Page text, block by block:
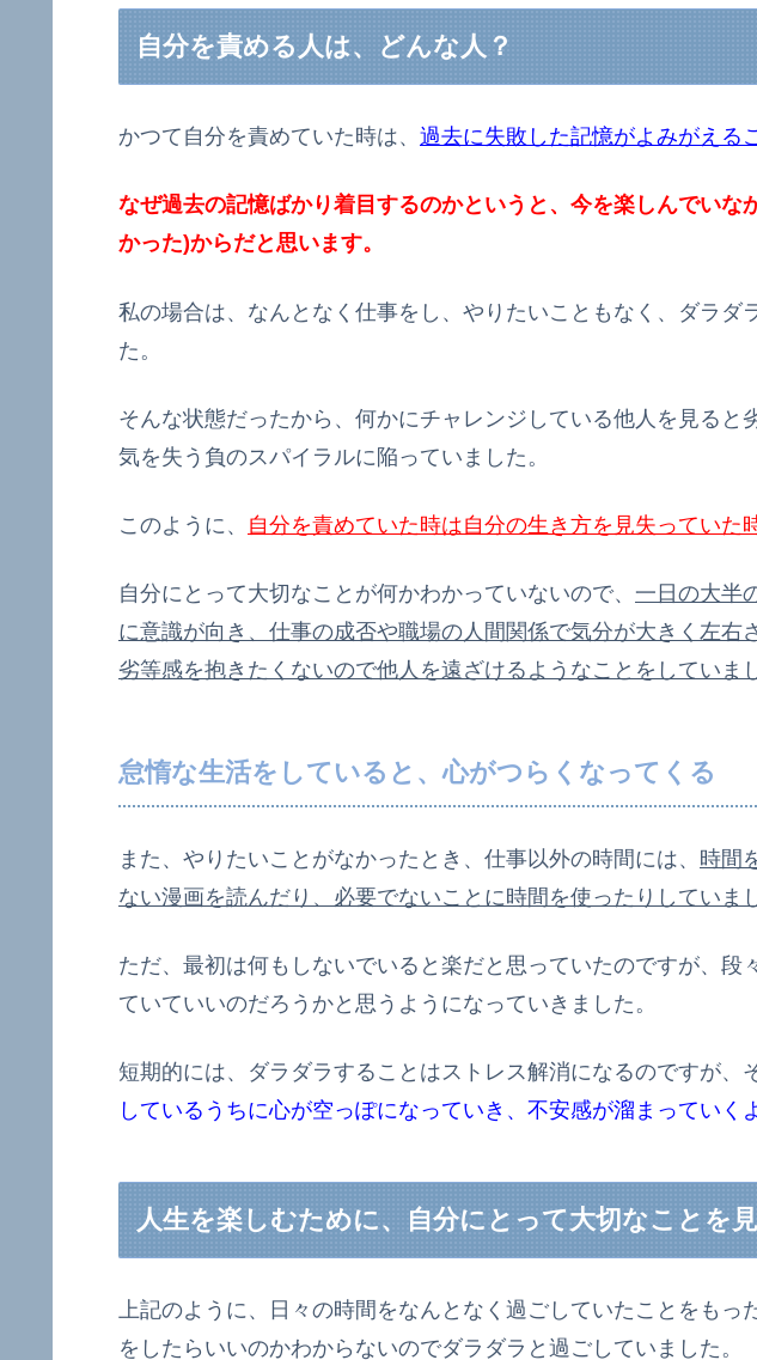
自分を責める人は、どんな人？
かつて自分を責めていた時は、 過去に失敗した記憶がよみがえる
なぜ過去の記憶ばかり着目するのかというと、今を楽しんでいな
かった)からだと思います。
私の場合は、なんとなく仕事をし、やりたいこともなく、ダラダ
た。
そんな状態だったから、何かにチャレンジしている他人を見ると
気を失う負のスパイラルに陥っていました。
このように、 自分を責めていた時は自分の生き方を見失っていた
自分にとって大切なことが何かわかっていないので、 一日の大半
に意識が向き、仕事の成否や職場の人間関係で気分が大きく左右
劣等感を抱きたくないので他人を遠ざけるようなことをしていま
怠惰な生活をしていると、心がつらくなってくる
また、やりたいことがなかったとき、仕事以外の時間には、 時間
ない漫画を読んだり、必要でないことに時間を使ったりしていま
ただ、最初は何もしないでいると楽だと思っていたのですが、段
ていていいのだろうかと思うようになっていきました。
短期的には、ダラダラすることはストレス解消になるのですが、
しているうちに心が空っぽになっていき、不安感が溜まっていく
人生を楽しむために、自分にとって大切なことを
上記のように、日々の時間をなんとなく過ごしていたことをもっ
をしたらいいのかわからないのでダラダラと過ごしていました。